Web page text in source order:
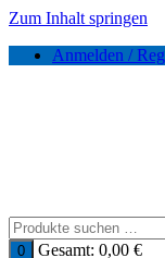
Zum Inhalt springen
Anmelden /
0 Gesamt: 0,00 €